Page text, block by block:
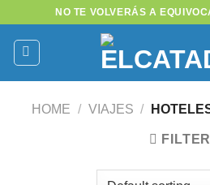
contenido
NO TE VOLVERÁS A
HOME / VIAJES /
FILTER